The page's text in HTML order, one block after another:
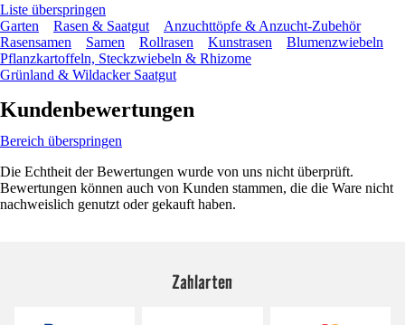
Liste überspringen
Garten
Rasen & Saatgut
Anzuchttöpfe & Anzucht-Zubehör
Rasensamen
Samen Rollrasen Kunstrasen
Blumenzwiebeln
Pflanzkartoffeln, Steckzwiebeln & Rhizome
Grünland & Wildacker Saatgut
Kundenbewertungen
Bereich überspringen
Die Echtheit der Bewertungen wurde von uns nicht überprüft.
Bewertungen können auch von Kunden stammen, die die Ware nicht
nachweislich genutzt oder gekauft haben.
Zahlarten